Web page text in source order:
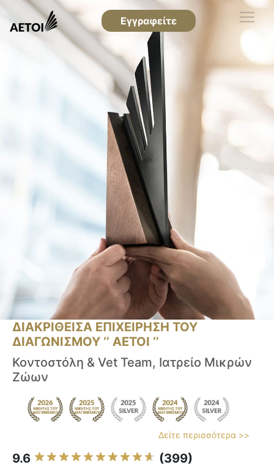
Εγγραφείτε
ΔΙΑΚΡΙΘΕΙΣΑ ΕΠΙΧΕΙΡΗΣΗ ΤΟΥ
ΔΙΑΓΩΝΙΣΜΟΥ ‘’ ΑΕΤΟΙ ‘’
Κοντοστόλη & Vet Team, Ιατρείο Μικρών
Ζώων
Δείτε περισσότερα >>
9.6 (399)